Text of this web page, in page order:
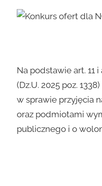
Na podstawie art. 11
(Dz.U. 2025 poz.
w sprawie przyjęcia
oraz podmiotami
publicznego i o